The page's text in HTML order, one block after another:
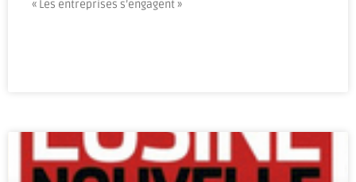
« Les entreprises s’engagent »